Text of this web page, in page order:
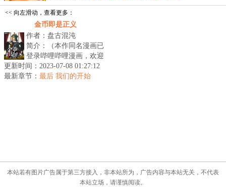
<< 向左滑动，查看更多：
金币即是正义
作者：盘古混沌
简介：（本作同名漫画已
登录哔哩哔哩漫画，欢迎
大家前去观看！）剑之
上，为魔法。魔法之上，
更新时间：2023-07-08 01:27:12
最新章节： 最后 我们的开始
本站若有图片广告属于第三方接入，非本站所为，广告内容与本站无关，不代表
本站立场，请谨慎阅读。